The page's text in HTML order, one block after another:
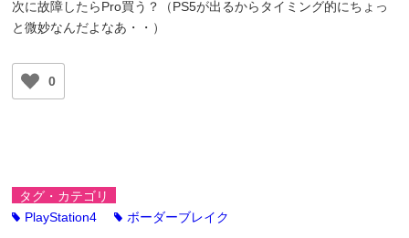
次に故障したらPro買う？（PS5が出るからタイミング的にちょっ
と微妙なんだよなあ・・）
0
タグ・カテゴリ
tag PlayStation4 tag ボーダーブレイク